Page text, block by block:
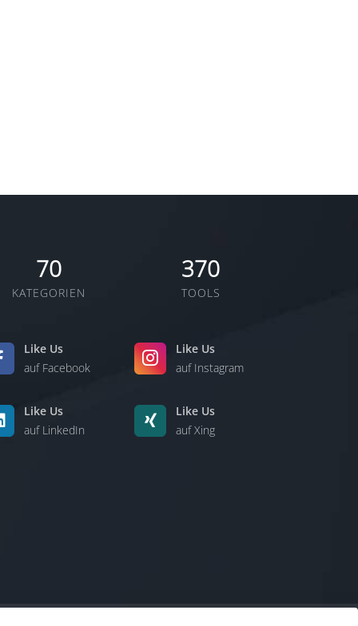
70
KATEGORIEN
370
TOOLS
Like Us
auf Facebook
Like Us
auf Instagram
Like Us
auf LinkedIn
Like Us
auf Xing